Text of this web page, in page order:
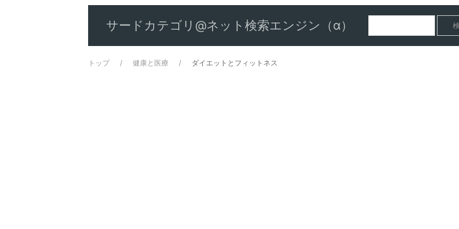
サードカテゴリ@ネット検索エンジン（α）
トップ 健康と医療 ダイエットとフィットネス